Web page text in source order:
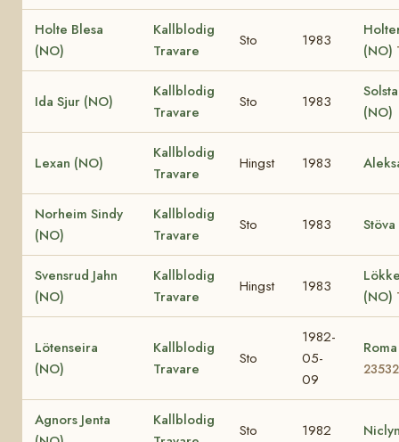
Holte Blesa
(NO)
Kallblodig
Travare
Sto 1983
(NO)
Ida Sjur (NO)
Kallblodig
Travare
Sto 1983
(NO)
Lexan (NO)
Kallblodig
Travare
Hingst 1983
Norheim Sindy
(NO)
Kallblodig
Travare
Sto 1983
Svensrud Jahn
(NO)
Kallblodig
Travare
Hingst 1983
(NO)
Lötenseira
(NO)
Kallblodig
Travare
Sto
1982-
05-
09
23532
Agnors Jenta
Kallblodig
Sto 1982